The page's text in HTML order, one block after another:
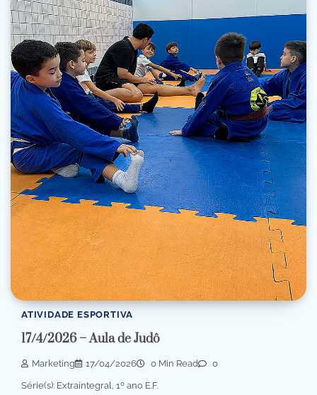
ATIVIDADE ESPORTIVA
17/4/2026 – Aula de Judô
Marketing 17/04/2026 0 Min Read 0
Série(s): Extraintegral, 1º ano E.F.